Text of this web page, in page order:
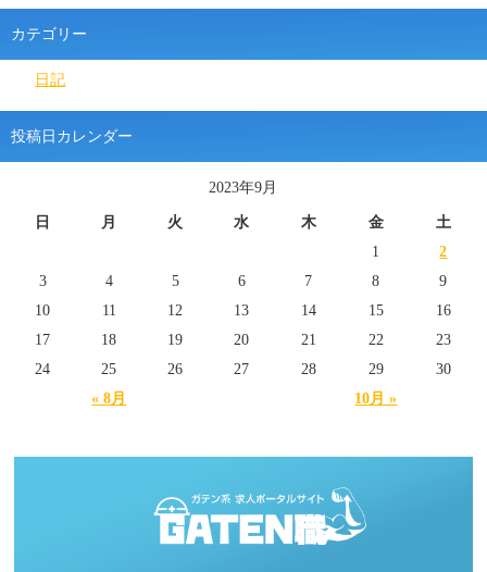
カテゴリー
日記
投稿日カレンダー
2023年9月
日 月 火 水 木 金 土
« 8月 10月 »
1
2
3
4 5 6 7 8
9
10
11 12 13 14 15
16
17
18 19 20 21 22
23
24
25 26 27 28 29 30